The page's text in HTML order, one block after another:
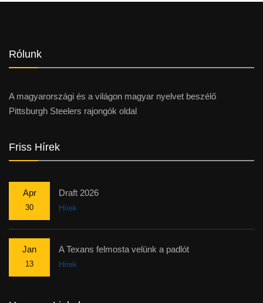
Rólunk
A magyarországi és a világon magyar nyelvet beszélő
Pittsburgh Steelers rajongók oldal
Friss Hírek
Apr
30
Draft 2026
Hírek
Jan
13
A Texans felmosta velünk a padlót
Hírek